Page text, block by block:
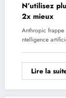
N’utilisez
2x mieux
Anthropic frappe
ntelligence
Lire la